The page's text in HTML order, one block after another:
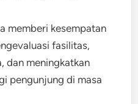
memberi kesempatan
fasilitas,
dan meningkatkan
pengunjung di masa